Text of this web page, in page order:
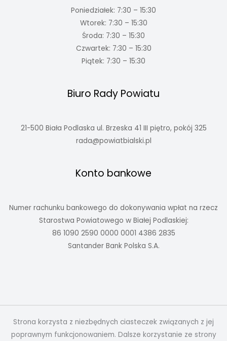
Poniedziałek: 7:30 – 15:30
Wtorek: 7:30 – 15:30
Środa: 7:30 – 15:30
Czwartek: 7:30 – 15:30
Piątek: 7:30 – 15:30
Biuro Rady Powiatu
21-500 Biała Podlaska ul. Brzeska 41 III piętro, pokój 325
rada@powiatbialski.pl
Konto bankowe
Numer rachunku bankowego do dokonywania wpłat na rzecz
Starostwa Powiatowego w Białej Podlaskiej:
86 1090 2590 0000 0001 4386 2835
Santander Bank Polska S.A.
Strona korzysta z niezbędnych ciasteczek związanych z jej
poprawnym funkcjonowaniem. Dalsze korzystanie ze strony